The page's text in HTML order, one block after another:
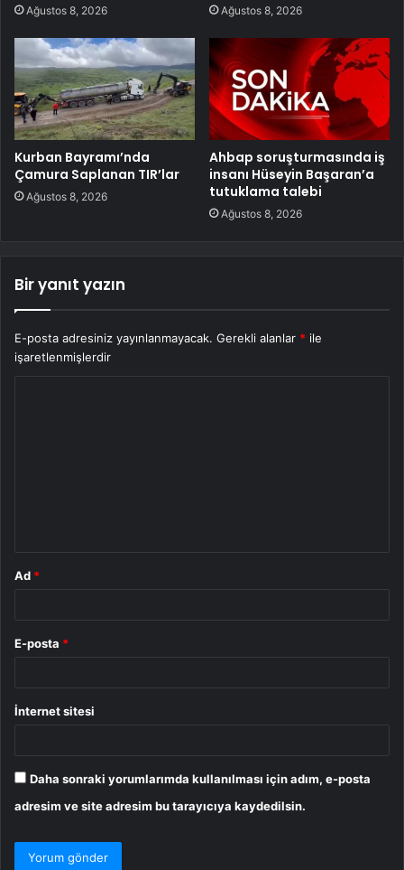
Ağustos 8, 2026 Ağustos 8, 2026
Kurban Bayramı’nda
Çamura Saplanan TIR’lar
Ağustos 8, 2026
Ahbap soruşturmasında iş
insanı Hüseyin Başaran’a
tutuklama talebi
Ağustos 8, 2026
Bir yanıt yazın
E-posta adresiniz yayınlanmayacak. Gerekli alanlar * ile
işaretlenmişlerdir
Ad *
E-posta *
İnternet sitesi
Daha sonraki yorumlarımda kullanılması için adım, e-posta
adresim ve site adresim bu tarayıcıya kaydedilsin.